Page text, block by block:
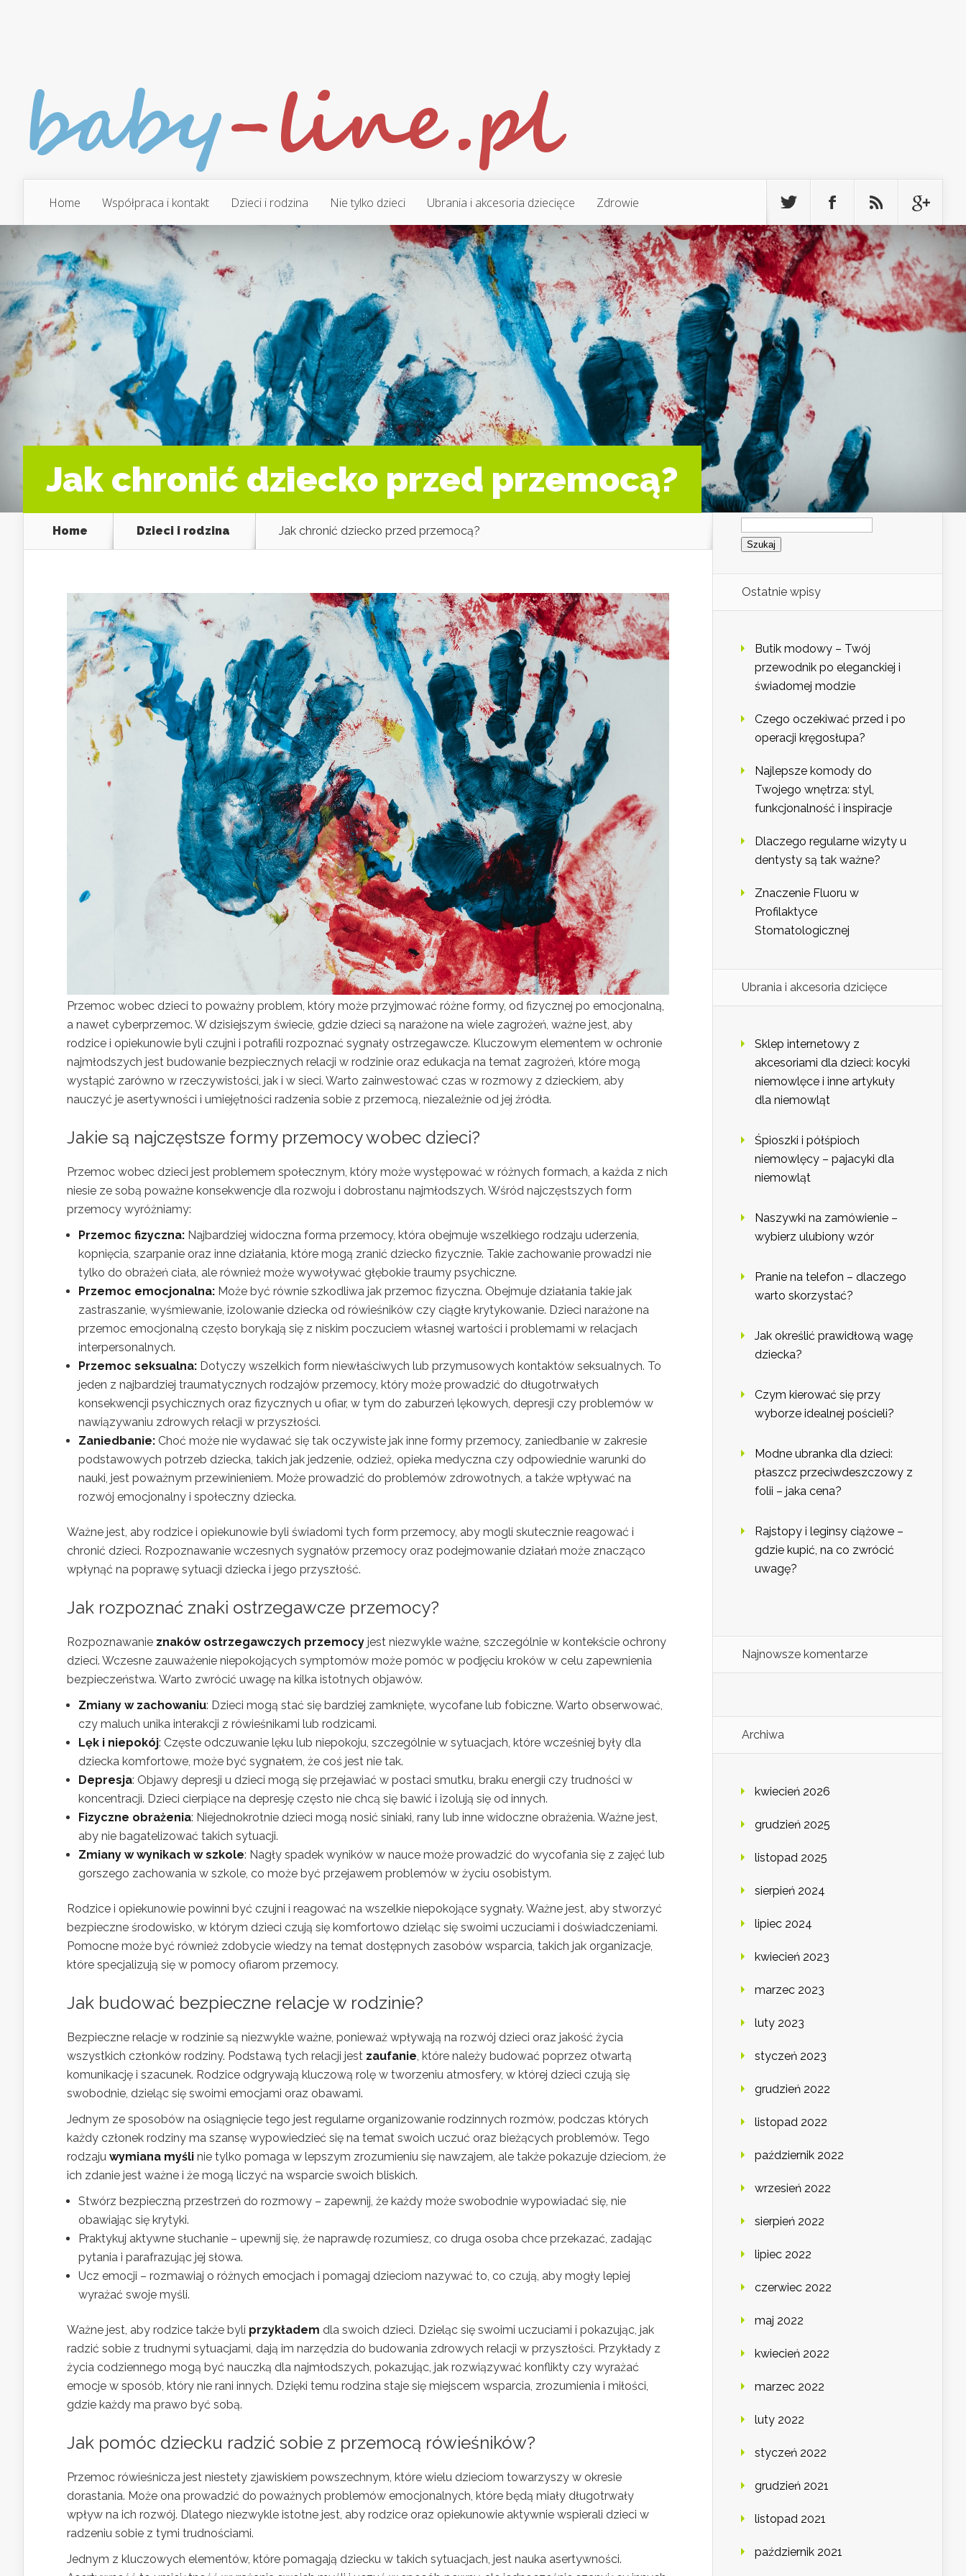
Home Współpraca i kontakt Dzieci i rodzina Nie tylko dzieci Ubrania i akcesoria dziecięce Zdrowie
Jak chronić dziecko przed przemocą?
Home Dzieci i rodzina Jak chronić dziecko przed przemocą?
Przemoc wobec dzieci to poważny problem, który może przyjmować różne formy, od fizycznej po emocjonalną,
a nawet cyberprzemoc. W dzisiejszym świecie, gdzie dzieci są narażone na wiele zagrożeń, ważne jest, aby
rodzice i opiekunowie byli czujni i potrafili rozpoznać sygnały ostrzegawcze. Kluczowym elementem w ochronie
najmłodszych jest budowanie bezpiecznych relacji w rodzinie oraz edukacja na temat zagrożeń, które mogą
wystąpić zarówno w rzeczywistości, jak i w sieci. Warto zainwestować czas w rozmowy z dzieckiem, aby
nauczyć je asertywności i umiejętności radzenia sobie z przemocą, niezależnie od jej źródła.
Jakie są najczęstsze formy przemocy wobec dzieci?
Przemoc wobec dzieci jest problemem społecznym, który może występować w różnych formach, a każda z nich
niesie ze sobą poważne konsekwencje dla rozwoju i dobrostanu najmłodszych. Wśród najczęstszych form
przemocy wyróżniamy:
Przemoc fizyczna: Najbardziej widoczna forma przemocy, która obejmuje wszelkiego rodzaju uderzenia,
kopnięcia, szarpanie oraz inne działania, które mogą zranić dziecko fizycznie. Takie zachowanie prowadzi nie
tylko do obrażeń ciała, ale również może wywoływać głębokie traumy psychiczne.
Przemoc emocjonalna: Może być równie szkodliwa jak przemoc fizyczna. Obejmuje działania takie jak
zastraszanie, wyśmiewanie, izolowanie dziecka od rówieśników czy ciągłe krytykowanie. Dzieci narażone na
przemoc emocjonalną często borykają się z niskim poczuciem własnej wartości i problemami w relacjach
interpersonalnych.
Przemoc seksualna: Dotyczy wszelkich form niewłaściwych lub przymusowych kontaktów seksualnych. To
jeden z najbardziej traumatycznych rodzajów przemocy, który może prowadzić do długotrwałych
konsekwencji psychicznych oraz fizycznych u ofiar, w tym do zaburzeń lękowych, depresji czy problemów w
nawiązywaniu zdrowych relacji w przyszłości.
Zaniedbanie: Choć może nie wydawać się tak oczywiste jak inne formy przemocy, zaniedbanie w zakresie
podstawowych potrzeb dziecka, takich jak jedzenie, odzież, opieka medyczna czy odpowiednie warunki do
nauki, jest poważnym przewinieniem. Może prowadzić do problemów zdrowotnych, a także wpływać na
rozwój emocjonalny i społeczny dziecka.
Ważne jest, aby rodzice i opiekunowie byli świadomi tych form przemocy, aby mogli skutecznie reagować i
chronić dzieci. Rozpoznawanie wczesnych sygnałów przemocy oraz podejmowanie działań może znacząco
wpłynąć na poprawę sytuacji dziecka i jego przyszłość.
Jak rozpoznać znaki ostrzegawcze przemocy?
Rozpoznawanie znaków ostrzegawczych przemocy jest niezwykle ważne, szczególnie w kontekście ochrony
dzieci. Wczesne zauważenie niepokojących symptomów może pomóc w podjęciu kroków w celu zapewnienia
bezpieczeństwa. Warto zwrócić uwagę na kilka istotnych objawów.
Zmiany w zachowaniu: Dzieci mogą stać się bardziej zamknięte, wycofane lub fobiczne. Warto obserwować,
czy maluch unika interakcji z rówieśnikami lub rodzicami.
Lęk i niepokój: Częste odczuwanie lęku lub niepokoju, szczególnie w sytuacjach, które wcześniej były dla
dziecka komfortowe, może być sygnałem, że coś jest nie tak.
Depresja: Objawy depresji u dzieci mogą się przejawiać w postaci smutku, braku energii czy trudności w
koncentracji. Dzieci cierpiące na depresję często nie chcą się bawić i izolują się od innych.
Fizyczne obrażenia: Niejednokrotnie dzieci mogą nosić siniaki, rany lub inne widoczne obrażenia. Ważne jest,
aby nie bagatelizować takich sytuacji.
Zmiany w wynikach w szkole: Nagły spadek wyników w nauce może prowadzić do wycofania się z zajęć lub
gorszego zachowania w szkole, co może być przejawem problemów w życiu osobistym.
Rodzice i opiekunowie powinni być czujni i reagować na wszelkie niepokojące sygnały. Ważne jest, aby stworzyć
bezpieczne środowisko, w którym dzieci czują się komfortowo dzieląc się swoimi uczuciami i doświadczeniami.
Pomocne może być również zdobycie wiedzy na temat dostępnych zasobów wsparcia, takich jak organizacje,
które specjalizują się w pomocy ofiarom przemocy.
Jak budować bezpieczne relacje w rodzinie?
Bezpieczne relacje w rodzinie są niezwykle ważne, ponieważ wpływają na rozwój dzieci oraz jakość życia
wszystkich członków rodziny. Podstawą tych relacji jest zaufanie, które należy budować poprzez otwartą
komunikację i szacunek. Rodzice odgrywają kluczową rolę w tworzeniu atmosfery, w której dzieci czują się
swobodnie, dzieląc się swoimi emocjami oraz obawami.
Jednym ze sposobów na osiągnięcie tego jest regularne organizowanie rodzinnych rozmów, podczas których
każdy członek rodziny ma szansę wypowiedzieć się na temat swoich uczuć oraz bieżących problemów. Tego
rodzaju wymiana myśli nie tylko pomaga w lepszym zrozumieniu się nawzajem, ale także pokazuje dzieciom, że
ich zdanie jest ważne i że mogą liczyć na wsparcie swoich bliskich.
Stwórz bezpieczną przestrzeń do rozmowy – zapewnij, że każdy może swobodnie wypowiadać się, nie
obawiając się krytyki.
Praktykuj aktywne słuchanie – upewnij się, że naprawdę rozumiesz, co druga osoba chce przekazać, zadając
pytania i parafrazując jej słowa.
Ucz emocji – rozmawiaj o różnych emocjach i pomagaj dzieciom nazywać to, co czują, aby mogły lepiej
wyrażać swoje myśli.
Ważne jest, aby rodzice także byli przykładem dla swoich dzieci. Dzieląc się swoimi uczuciami i pokazując, jak
radzić sobie z trudnymi sytuacjami, dają im narzędzia do budowania zdrowych relacji w przyszłości. Przykłady z
życia codziennego mogą być nauczką dla najmłodszych, pokazując, jak rozwiązywać konflikty czy wyrażać
emocje w sposób, który nie rani innych. Dzięki temu rodzina staje się miejscem wsparcia, zrozumienia i miłości,
gdzie każdy ma prawo być sobą.
Jak pomóc dziecku radzić sobie z przemocą rówieśników?
Przemoc rówieśnicza jest niestety zjawiskiem powszechnym, które wielu dzieciom towarzyszy w okresie
dorastania. Może ona prowadzić do poważnych problemów emocjonalnych, które będą miały długotrwały
wpływ na ich rozwój. Dlatego niezwykle istotne jest, aby rodzice oraz opiekunowie aktywnie wspierali dzieci w
radzeniu sobie z tymi trudnościami.
Jednym z kluczowych elementów, które pomagają dziecku w takich sytuacjach, jest nauka asertywności.
Szukaj:
Ostatnie wpisy
Butik modowy – Twój
przewodnik po eleganckiej i
świadomej modzie
Czego oczekiwać przed i po
operacji kręgosłupa?
Najlepsze komody do
Twojego wnętrza: styl,
funkcjonalność i inspiracje
Dlaczego regularne wizyty u
dentysty są tak ważne?
Znaczenie Fluoru w
Profilaktyce
Stomatologicznej
Ubrania i akcesoria dzicięce
Sklep internetowy z
akcesoriami dla dzieci: kocyki
niemowlęce i inne artykuły
dla niemowląt
Śpioszki i półśpioch
niemowlęcy – pajacyki dla
niemowląt
Naszywki na zamówienie –
wybierz ulubiony wzór
Pranie na telefon – dlaczego
warto skorzystać?
Jak określić prawidłową wagę
dziecka?
Czym kierować się przy
wyborze idealnej pościeli?
Modne ubranka dla dzieci:
płaszcz przeciwdeszczowy z
folii – jaka cena?
Rajstopy i leginsy ciążowe –
gdzie kupić, na co zwrócić
uwagę?
Najnowsze komentarze
Archiwa
kwiecień 2026
grudzień 2025
listopad 2025
sierpień 2024
lipiec 2024
kwiecień 2023
marzec 2023
luty 2023
styczeń 2023
grudzień 2022
listopad 2022
październik 2022
wrzesień 2022
sierpień 2022
lipiec 2022
czerwiec 2022
maj 2022
kwiecień 2022
marzec 2022
luty 2022
styczeń 2022
grudzień 2021
listopad 2021
październik 2021